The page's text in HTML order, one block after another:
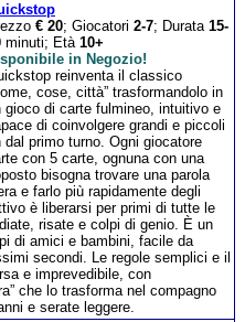
€ 20; Giocatori 2-7; Durata 15-
minuti; Età 10+
in Negozio!
reinventa il classico
cose, città” trasformandolo in
gioco di carte fulmineo, intuitivo e
di coinvolgere grandi e piccoli
dal primo turno. Ogni giocatore
con 5 carte, ognuna con una
bisogna trovare una parola
e farlo più rapidamente degli
è liberarsi per primi di tutte le
risate e colpi di genio. È un
di amici e bambini, facile da
secondi. Le regole semplici e il
e imprevedibile, con
che lo trasforma nel compagno
e serate leggere.